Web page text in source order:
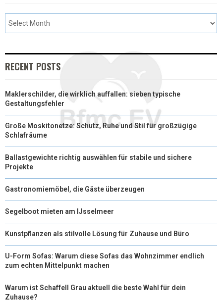
RECENT POSTS
Maklerschilder, die wirklich auffallen: sieben typische
Gestaltungsfehler
Große Moskitonetze: Schutz, Ruhe und Stil für großzügige
Schlafräume
Ballastgewichte richtig auswählen für stabile und sichere
Projekte
Gastronomiemöbel, die Gäste überzeugen
Segelboot mieten am IJsselmeer
Kunstpflanzen als stilvolle Lösung für Zuhause und Büro
U-Form Sofas: Warum diese Sofas das Wohnzimmer endlich
zum echten Mittelpunkt machen
Warum ist Schaffell Grau aktuell die beste Wahl für dein
Zuhause?